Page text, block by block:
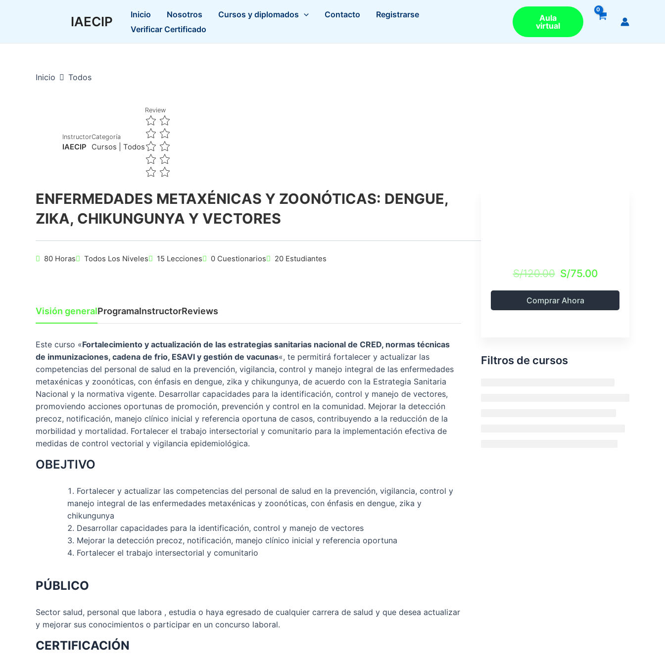
IAECIP Inicio Nosotros Cursos y diplomados Contacto
Registrarse
Verificar Certificado
Aula
virtual
Inicio Todos
Instructor
IAECIP
Categoría
Cursos Todos
Review
ENFERMEDADES METAXÉNICAS Y ZOONÓTICAS: DENGUE,
ZIKA, CHIKUNGUNYA Y VECTORES
80 Horas Todos Los Niveles 15 Lecciones 0 Cuestionarios 20 Estudiantes
Visión generalProgramaInstructorReviews
Este curso «Fortalecimiento y actualización de las estrategias sanitarias nacional de CRED, normas técnicas
de inmunizaciones, cadena de frio, ESAVI y gestión de vacunas«, te permitirá fortalecer y actualizar las
competencias del personal de salud en la prevención, vigilancia, control y manejo integral de las enfermedades
metaxénicas y zoonóticas, con énfasis en dengue, zika y chikungunya, de acuerdo con la Estrategia Sanitaria
Nacional y la normativa vigente. Desarrollar capacidades para la identificación, control y manejo de vectores,
promoviendo acciones oportunas de promoción, prevención y control en la comunidad. Mejorar la detección
precoz, notificación, manejo clínico inicial y referencia oportuna de casos, contribuyendo a la reducción de la
morbilidad y mortalidad. Fortalecer el trabajo intersectorial y comunitario para la implementación efectiva de
medidas de control vectorial y vigilancia epidemiológica.
OBEJTIVO
Fortalecer y actualizar las competencias del personal de salud en la prevención, vigilancia, control y
manejo integral de las enfermedades metaxénicas y zoonóticas, con énfasis en dengue, zika y
chikungunya
Desarrollar capacidades para la identificación, control y manejo de vectores
Mejorar la detección precoz, notificación, manejo clínico inicial y referencia oportuna
Fortalecer el trabajo intersectorial y comunitario
PÚBLICO
Sector salud, personal que labora , estudia o haya egresado de cualquier carrera de salud y que desea actualizar
y mejorar sus conocimientos o participar en un concurso laboral.
CERTIFICACIÓN
S/120.00 S/75.00
Comprar Ahora
Filtros de cursos